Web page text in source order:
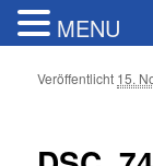
Veröffentlicht 15.
MENU